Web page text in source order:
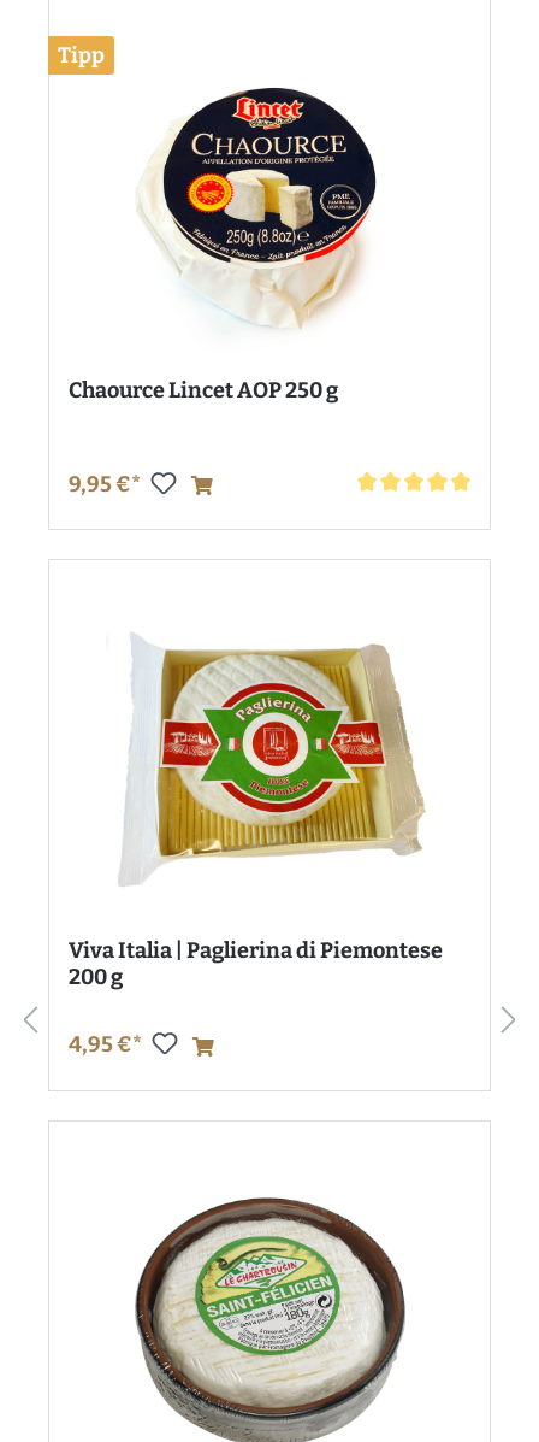
Tipp
Chaource Lincet AOP 250 g
9,95 €*
Viva Italia | Paglierina di Piemontese
200 g
4,95 €*